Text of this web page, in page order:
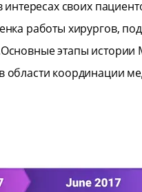
своих
работы хирургов,
этапы истории
координации